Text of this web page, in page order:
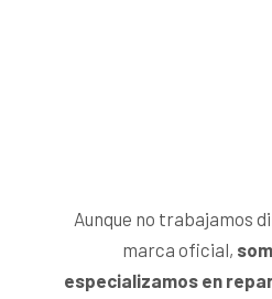
Aunque no trabajamos
marca oficial,
especializamos en